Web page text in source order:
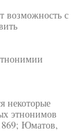
возможность с
некоторые
этнонимов
Юматов,